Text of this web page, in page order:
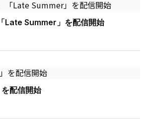
Late Summer」を配信開始
配信開始